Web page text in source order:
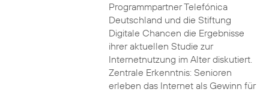
Programmpartner Telefónica
Deutschland und die Stiftung
Digitale Chancen die Ergebnisse
ihrer aktuellen Studie zur
Internetnutzung im Alter diskutiert.
Zentrale Erkenntnis: Senioren
erleben das Internet als Gewinn für